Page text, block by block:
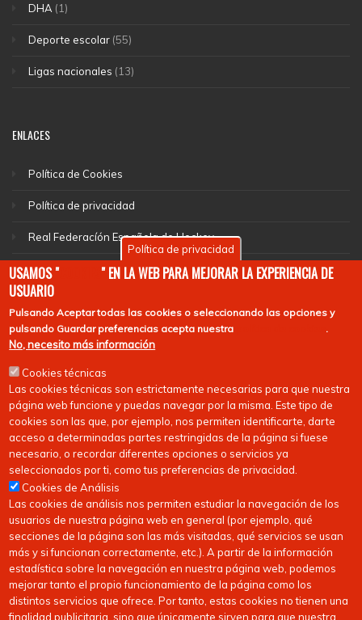
DHA (1)
Deporte escolar (55)
Ligas nacionales (13)
ENLACES
Política de Cookies
Política de privacidad
Real Federacíón Española de Hockey
EuroHockey
Política de privacidad
USAMOS "COOKIES " EN LA WEB PARA MEJORAR LA EXPERIENCIA DE
USUARIO
PulsandoAceptar todas las cookies o seleccionando las opciones y
pulsando Guardar preferencias acepta nuestra .
No, necesito más información
Cookies técnicas
Las cookies técnicas son estrictamente necesarias para que nuestra
página web funcione y puedas navegar por la misma. Este tipo de
cookies son las que, por ejemplo, nos permiten identificarte, darte
acceso a determinadas partes restringidas de la página si fuese
necesario, o recordar diferentes opciones o servicios ya
seleccionados por ti, como tus preferencias de privacidad.
Cookies de Análisis
Las cookies de análisis nos permiten estudiar la navegación de los
usuarios de nuestra página web en general (por ejemplo, qué
secciones de la página son las más visitadas, qué servicios se usan
más y si funcionan correctamente, etc.). A partir de la información
estadística sobre la navegación en nuestra página web, podemos
mejorar tanto el propio funcionamiento de la página como los
distintos servicios que ofrece. Por tanto, estas cookies no tienen una
finalidad publicitaria, sino que únicamente sirven para que nuestra